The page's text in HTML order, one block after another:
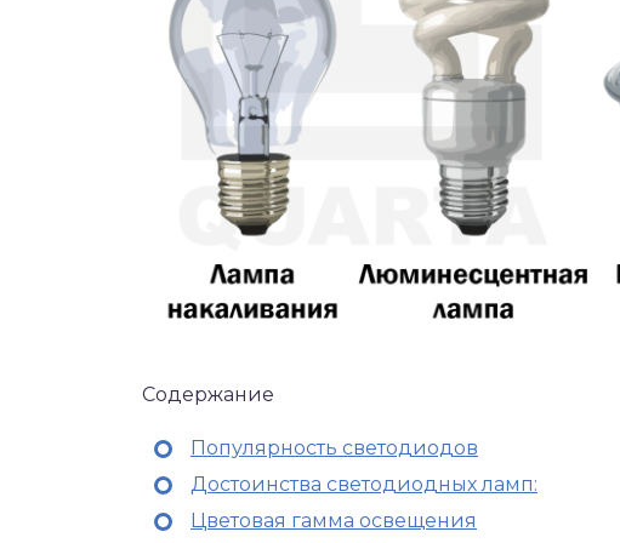
Содержание
Популярность светодиодов
Достоинства светодиодных ламп:
Цветовая гамма освещения